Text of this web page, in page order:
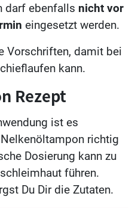
darf ebenfalls nicht vor
eingesetzt werden.
Vorschriften, damit bei
kann.
Rezept
ist es
richtig
Dosierung kann zu
führen.
Du Dir die Zutaten.